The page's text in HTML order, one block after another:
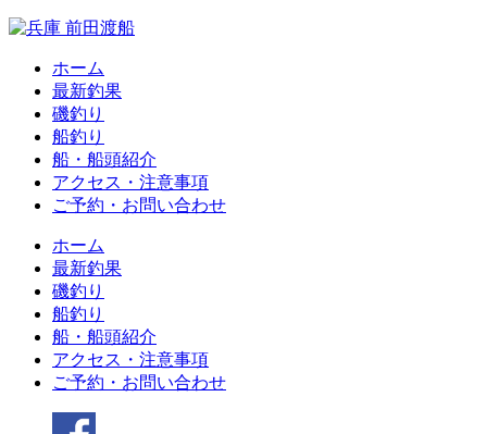
ホーム
最新釣果
磯釣り
船釣り
船・船頭紹介
アクセス・注意事項
ご予約・お問い合わせ
ホーム
最新釣果
磯釣り
船釣り
船・船頭紹介
アクセス・注意事項
ご予約・お問い合わせ